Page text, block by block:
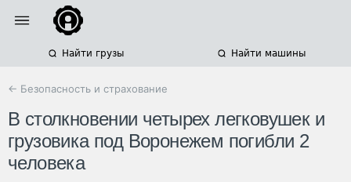
Найти грузы Найти машины
← Безопасность и страхование
В столкновении четырех легковушек и
грузовика под Воронежем погибли 2
человека